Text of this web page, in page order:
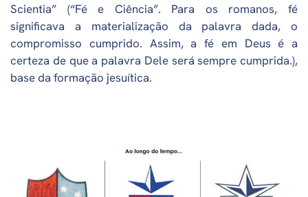
Scientia” (“Fé e Ciência”. Para os romanos, fé
significava a materialização da palavra dada, o
compromisso cumprido. Assim, a fé em Deus é a
certeza de que a palavra Dele será sempre cumprida.),
base da formação jesuítica.